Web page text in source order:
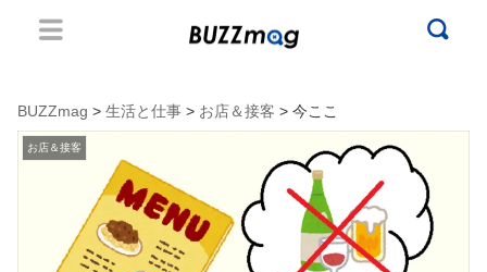
BUZZmag > 生活と仕事 > お店＆接客 > 今ここ
お店＆接客